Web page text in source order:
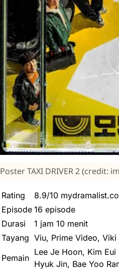
Poster TAXI DRIVER 2 (credit:
Rating
8.9/10
Episode 16 episode
Durasi
1 jam 10 menit
Tayang Viu, Prime Video, Viki
Pemain
Lee Je Hoon, Kim
Hyuk Jin, Bae Yoo